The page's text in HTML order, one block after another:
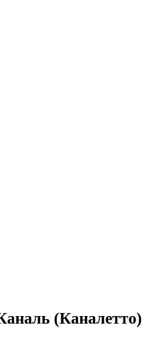
(Каналетто)